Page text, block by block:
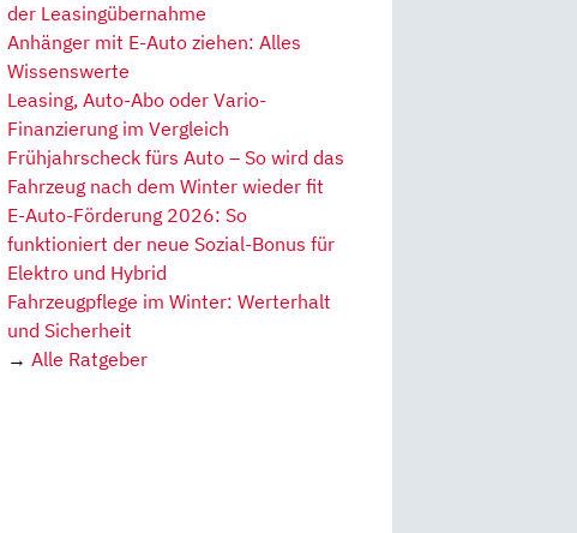
der Leasingübernahme
Anhänger mit E-Auto ziehen: Alles
Wissenswerte
Leasing, Auto-Abo oder Vario-
Finanzierung im Vergleich
Frühjahrscheck fürs Auto – So wird das
Fahrzeug nach dem Winter wieder fit
E-Auto-Förderung 2026: So
funktioniert der neue Sozial-Bonus für
Elektro und Hybrid
Fahrzeugpflege im Winter: Werterhalt
und Sicherheit
→ Alle Ratgeber